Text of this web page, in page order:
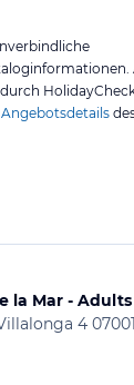
Angebotsdetails
la Mar - Adults
4